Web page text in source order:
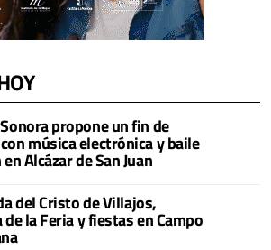
propone un fin de
música electrónica y baile
Alcázar de San Juan
del Cristo de Villajos,
la Feria y fiestas en Campo